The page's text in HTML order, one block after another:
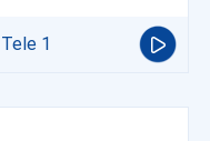
Tele 1